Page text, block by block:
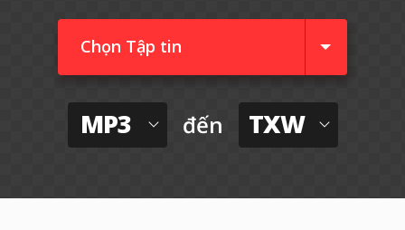
Chọn Tập tin
MP3 đến TXW